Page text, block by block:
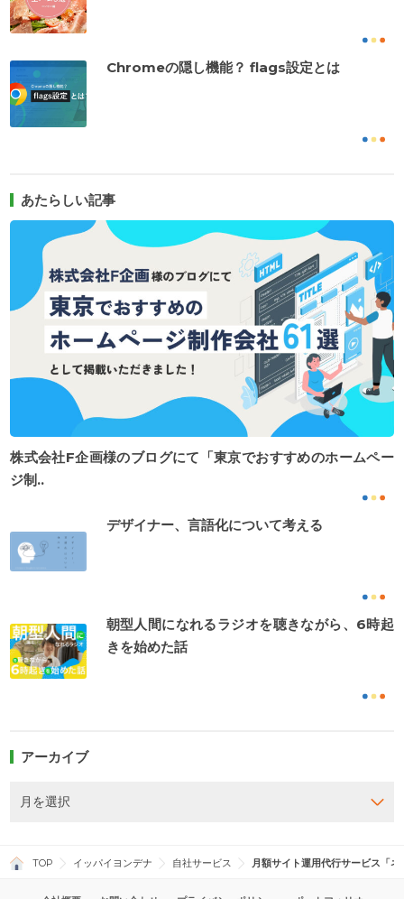
Chromeの隠し機能？ flags設定とは
あたらしい記事
株式会社F企画様のブログにて「東京でおすすめのホームペー
ジ制..
デザイナー、言語化について考える
朝型人間になれるラジオを聴きながら、6時起
きを始めた話
アーカイブ
TOP イッパイヨンデナ 自社サービス 月額サイト運用代行サービス「